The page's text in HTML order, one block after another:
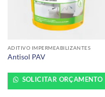
ADITIVO IMPERMEABILIZANTES
Antisol PAV
SOLICITAR ORÇAMENTO